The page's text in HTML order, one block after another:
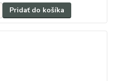
Pridať do košíka